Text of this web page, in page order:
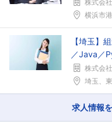
株式会
横浜市
【埼玉】
／Java／
株式会
埼玉、東
求人情報